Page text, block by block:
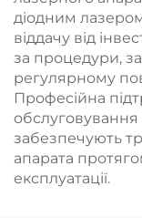
діодним
віддачу від
за процедури,
регулярному
Професійна
обслуговування
забезпечують
апарата
експлуатації.